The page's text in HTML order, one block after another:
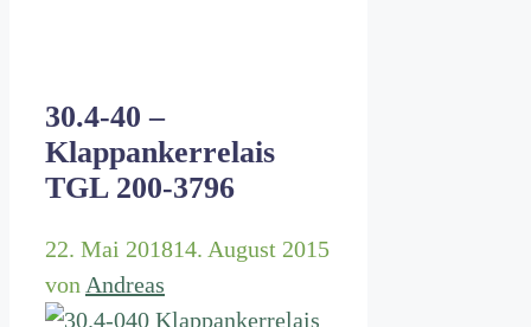
30.4-40 –
Klappankerrelais
TGL 200-3796
22. Mai 201814. August 2015
vonAndreas